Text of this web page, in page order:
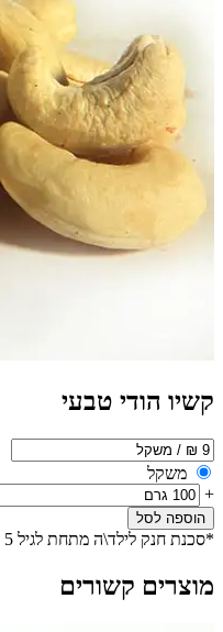
קשיו הודי טבעי
משקל
+
הוספה לסל
*סכנת חנק לילד\ה מתחת לגיל 5
מוצרים קשורים